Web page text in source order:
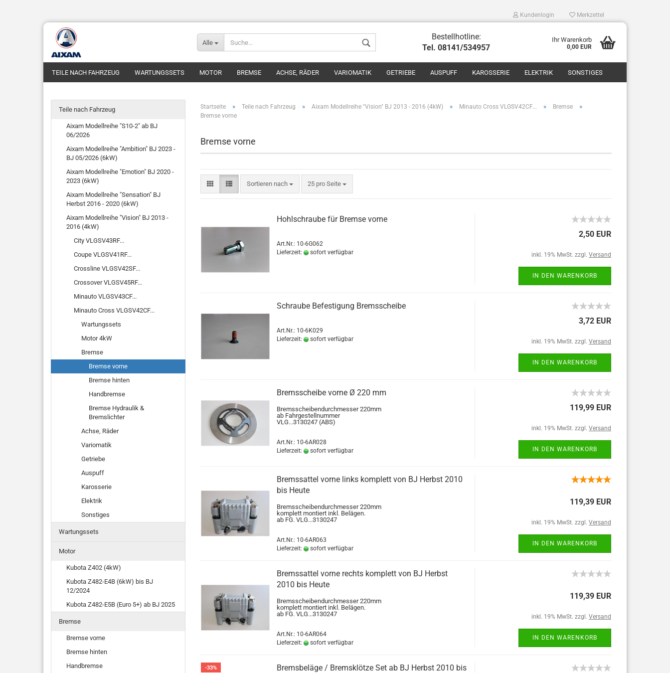
Kundenlogin
Konto erstellen
Merkzettel
Alle
Bestellhotline:
Tel. 08141/534957
Ihr Warenkorb
0,00 EUR
TEILE NACH FAHRZEUG WARTUNGSSETS MOTOR BREMSE ACHSE, RÄDER VARIOMATIK GETRIEBE AUSPUFF KAROSSERIE ELEKTRIK SONSTIGES
Startseite » Teile nach Fahrzeug » Aixam Modellreihe "Vision" BJ 2013 - 2016 (4kW) » Minauto Cross VLGSV42CF... » Bremse »
Bremse vorne
Bremse vorne
Sortieren nach 25 pro Seite
Hohlschraube für Bremse vorne
Art.Nr.: 10-6G062
Lieferzeit:
sofort verfügbar
2,50 EUR
inkl. 19% MwSt. zzgl. Versand
IN DEN WARENKORB
Schraube Befestigung Bremsscheibe
Art.Nr.: 10-6K029
Lieferzeit:
sofort verfügbar
3,72 EUR
inkl. 19% MwSt. zzgl. Versand
IN DEN WARENKORB
Bremsscheibe vorne Ø 220 mm
Bremsscheibendurchmesser 220mm
ab Fahrgestellnummer
VLG...3130247 (ABS)
Art.Nr.: 10-6AR028
Lieferzeit:
sofort verfügbar
119,99 EUR
inkl. 19% MwSt. zzgl. Versand
IN DEN WARENKORB
Bremssattel vorne links komplett von BJ Herbst 2010
bis Heute
Bremsscheibendurchmesser 220mm
komplett montiert inkl. Belägen.
ab FG. VLG...3130247
Art.Nr.: 10-6AR063
Lieferzeit:
sofort verfügbar
119,39 EUR
inkl. 19% MwSt. zzgl. Versand
IN DEN WARENKORB
Bremssattel vorne rechts komplett von BJ Herbst
2010 bis Heute
Bremsscheibendurchmesser 220mm
komplett montiert inkl. Belägen.
ab FG. VLG...3130247
Art.Nr.: 10-6AR064
Lieferzeit:
sofort verfügbar
119,39 EUR
inkl. 19% MwSt. zzgl. Versand
IN DEN WARENKORB
-33%
Bremsbeläge / Bremsklötze Set ab BJ Herbst 2010 bis
Teile nach Fahrzeug
Aixam Modellreihe "S10-2" ab BJ
06/2026
Aixam Modellreihe "Ambition" BJ 2023 -
BJ 05/2026 (6kW)
Aixam Modellreihe "Emotion" BJ 2020 -
2023 (6kW)
Aixam Modellreihe "Sensation" BJ
Herbst 2016 - 2020 (6kW)
Aixam Modellreihe "Vision" BJ 2013 -
2016 (4kW)
City VLGSV43RF...
Coupe VLGSV41RF...
Crossline VLGSV42SF...
Crossover VLGSV45RF...
Minauto VLGSV43CF...
Minauto Cross VLGSV42CF...
Wartungssets
Motor 4kW
Bremse
Bremse vorne
Bremse hinten
Handbremse
Bremse Hydraulik &
Bremslichter
Achse, Räder
Variomatik
Getriebe
Auspuff
Karosserie
Elektrik
Sonstiges
Wartungssets
Motor
Kubota Z402 (4kW)
Kubota Z482-E4B (6kW) bis BJ
12/2024
Kubota Z482-E5B (Euro 5+) ab BJ 2025
Bremse
Bremse vorne
Bremse hinten
Handbremse